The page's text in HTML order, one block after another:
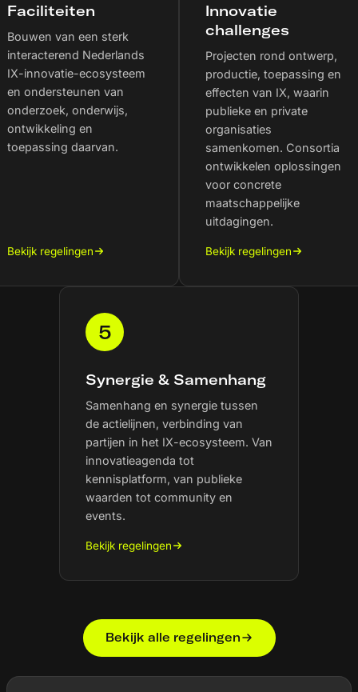
Faciliteiten
Bouwen van een sterk
interacterend Nederlands
IX-innovatie-ecosysteem
en ondersteunen van
onderzoek, onderwijs,
ontwikkeling en
toepassing daarvan.
Bekijk regelingen
Innovatie
challenges
Projecten rond ontwerp,
productie, toepassing en
effecten van IX, waarin
publieke en private
organisaties
samenkomen. Consortia
ontwikkelen oplossingen
voor concrete
maatschappelijke
uitdagingen.
Bekijk regelingen
5
Synergie & Samenhang
Samenhang en synergie tussen
de actielijnen, verbinding van
partijen in het IX-ecosysteem. Van
innovatieagenda tot
kennisplatform, van publieke
waarden tot community en
events.
Bekijk regelingen
Bekijk alle regelingen